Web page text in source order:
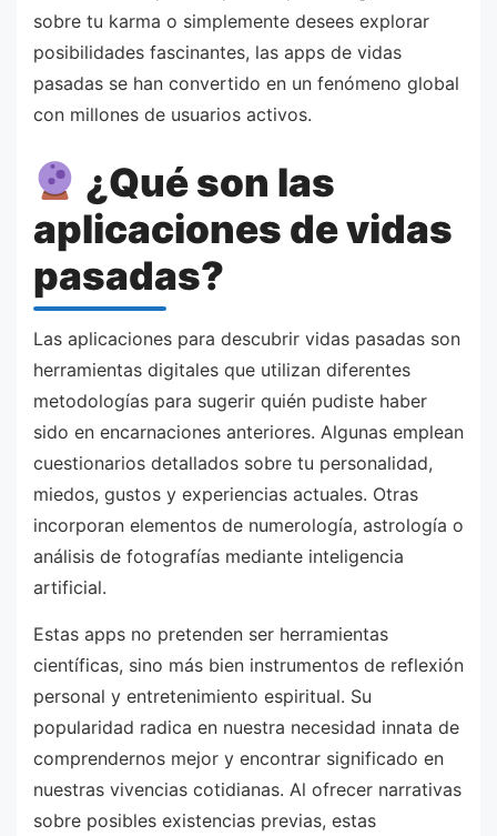
sobre tu karma o simplemente desees explorar
posibilidades fascinantes, las apps de vidas
pasadas se han convertido en un fenómeno global
con millones de usuarios activos.
¿Qué son las
aplicaciones de vidas
pasadas?
Las aplicaciones para descubrir vidas pasadas son
herramientas digitales que utilizan diferentes
metodologías para sugerir quién pudiste haber
sido en encarnaciones anteriores. Algunas emplean
cuestionarios detallados sobre tu personalidad,
miedos, gustos y experiencias actuales. Otras
incorporan elementos de numerología, astrología o
análisis de fotografías mediante inteligencia
artificial.
Estas apps no pretenden ser herramientas
científicas, sino más bien instrumentos de reflexión
personal y entretenimiento espiritual. Su
popularidad radica en nuestra necesidad innata de
comprendernos mejor y encontrar significado en
nuestras vivencias cotidianas. Al ofrecer narrativas
sobre posibles existencias previas, estas